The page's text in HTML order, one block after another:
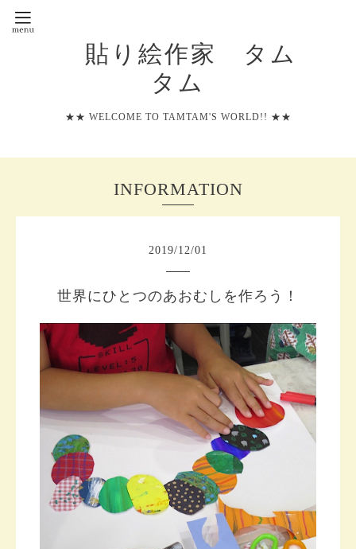
貼り絵作家 タム
タム
★★ WELCOME TO TAMTAM'S WORLD!! ★★
INFORMATION
2019/12/01
世界にひとつのあおむしを作ろう！